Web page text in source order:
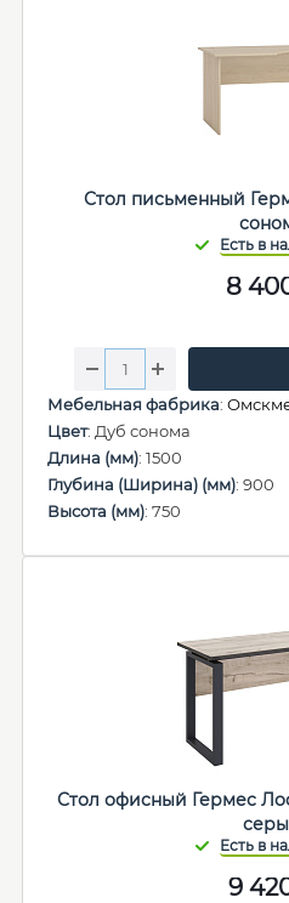
Стол письменный
8
Мебельная фабрика:
Цвет: Дуб сонома
Длина (мм): 1500
Глубина (Ширина) (мм): 900
Высота (мм): 750
Стол офисный Гермес
9